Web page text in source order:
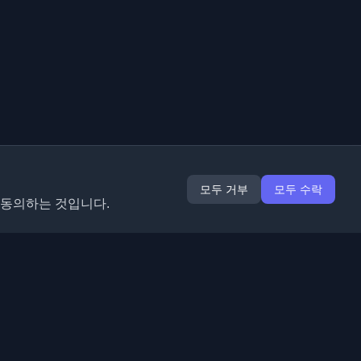
의하는 것입니다.
모두 거부 모두 수락